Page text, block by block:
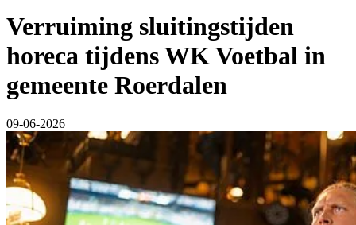
Verruiming sluitingstijden
horeca tijdens WK Voetbal in
gemeente Roerdalen
09-06-2026